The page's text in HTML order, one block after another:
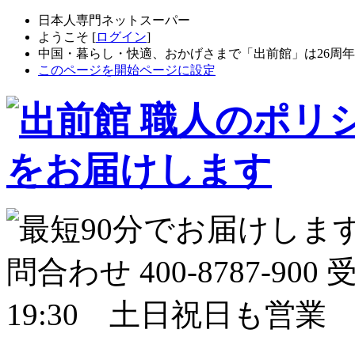
日本人専門ネットスーパー
ようこそ [ログイン]
中国・暮らし・快適、おかげさまで「出前館」は26周
このページを開始ページに設定